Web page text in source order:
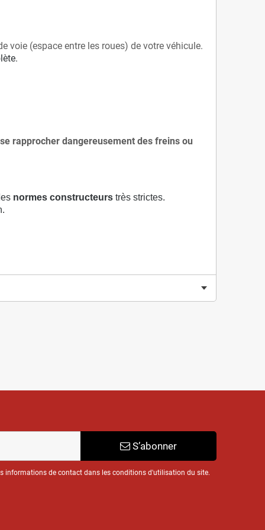
voie (espace entre les roues) de votre véhicule.
rapprocher dangereusement des freins ou
normes constructeurs très strictes.
S’abonner
informations de contact dans les conditions d'utilisation du site.